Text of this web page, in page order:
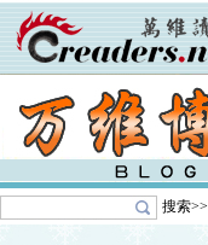
搜索>>